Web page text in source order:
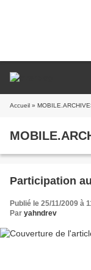
Accueil »
Participation
Publié le 25/11/2009 à
Par yahndrev